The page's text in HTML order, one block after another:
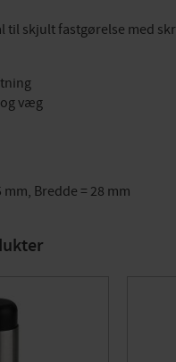
til skjult fastgørelse med
væg
mm, Bredde = 28 mm